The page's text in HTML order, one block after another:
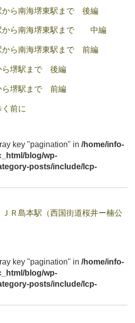
ら南海堺東駅まで 後編
から南海堺東駅まで 中編
ら南海堺東駅まで 前編
堺駅まで 後編
堺駅まで 前編
前に
key "pagination" in /home/info-
blog/wp-
posts/include/lcp-
島本駅（西国街道桜井ー楠公
key "pagination" in /home/info-
blog/wp-
posts/include/lcp-